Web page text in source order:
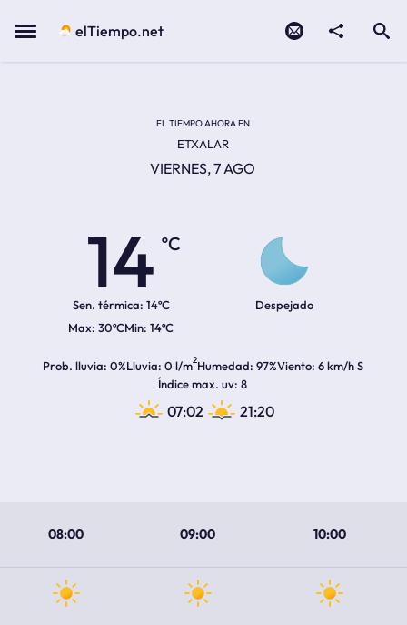
Menu elTiempo.net
EL TIEMPO AHORA EN
ETXALAR
VIERNES, 7 AGO
14
ºC
Sen. térmica: 14ºC
30ºC 14ºC
Despejado
Prob. lluvia 0%Lluvia 0 l/m2Humedad 97%Viento 6 km/h S
Índice max. uv 8
07:02 21:20
08:00 09:00 10:00